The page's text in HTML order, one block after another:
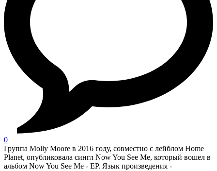
0
Группа Molly Moore в 2016 году, совместно с лейблом Home
Planet, опубликовала сингл Now You See Me, который вошел в
альбом Now You See Me - EP. Язык произведения -